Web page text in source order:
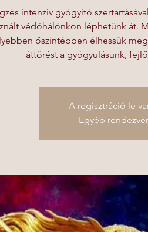
intenzív gyógyító
védőhálónkon léphetünk át.
őszintébben élhessük
áttörést a gyógyulásunk,
A regisztráció le
Egyéb